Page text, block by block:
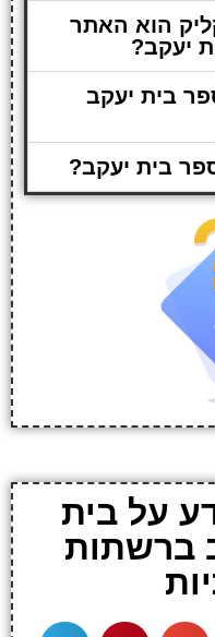
הוא האתר
יעקב?
בית יעקב
בית יעקב?
על בית
ברשתות